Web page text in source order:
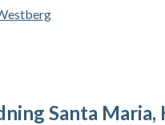
Santa Maria,